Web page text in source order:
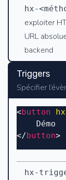
hx-
exploiter
URL
backend
Triggers
Spécifier
<button
	Démo
</button>
hx-